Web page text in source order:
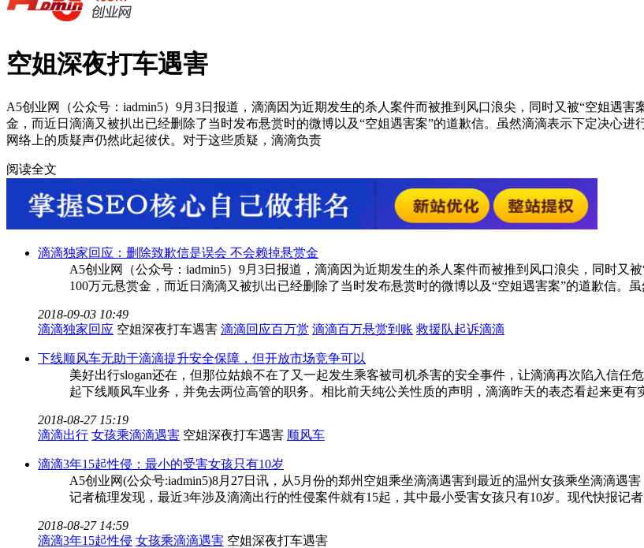
空姐深夜打车遇害
A5创业网（公众号：iadmin5）9月3日报道，滴滴因为近期发生的杀人案件而被推到风口浪尖，同时又被“空姐遇
金，而近日滴滴又被扒出已经删除了当时发布悬赏时的微博以及“空姐遇害案”的道歉信。虽然滴滴表示下定决心
网络上的质疑声仍然此起彼伏。对于这些质疑，滴滴负责
阅读全文
滴滴独家回应：删除致歉信是误会 不会赖掉悬赏金
A5创业网（公众号：iadmin5）9月3日报道，滴滴因为近期发生的杀人案件而被推到风口浪尖，同时又
100万元悬赏金，而近日滴滴又被扒出已经删除了当时发布悬赏时的微博以及“空姐遇害案”的道歉信。
2018-09-03 10:49
滴滴独家回应 空姐深夜打车遇害 滴滴回应百万赏 滴滴百万悬赏到账 救援队起诉滴滴
下线顺风车无助于滴滴提升安全保障，但开放市场竞争可以
美好出行slogan还在，但那位姑娘不在了又一起发生乘客被司机杀害的安全事件，让滴滴再次陷入信任
起下线顺风车业务，并免去两位高管的职务。相比前天纯公关性质的声明，滴滴昨天的表态看起来更有
2018-08-27 15:19
滴滴出行 女孩乘滴滴遇害 空姐深夜打车遇害 顺风车
滴滴3年15起性侵：最小的受害女孩只有10岁
A5创业网(公众号:iadmin5)8月27日讯，从5月份的郑州空姐乘坐滴滴遇害到最近的温州女孩乘坐滴滴遇
记者梳理发现，最近3年涉及滴滴出行的性侵案件就有15起，其中最小受害女孩只有10岁。现代快报记
2018-08-27 14:59
滴滴3年15起性侵 女孩乘滴滴遇害 空姐深夜打车遇害